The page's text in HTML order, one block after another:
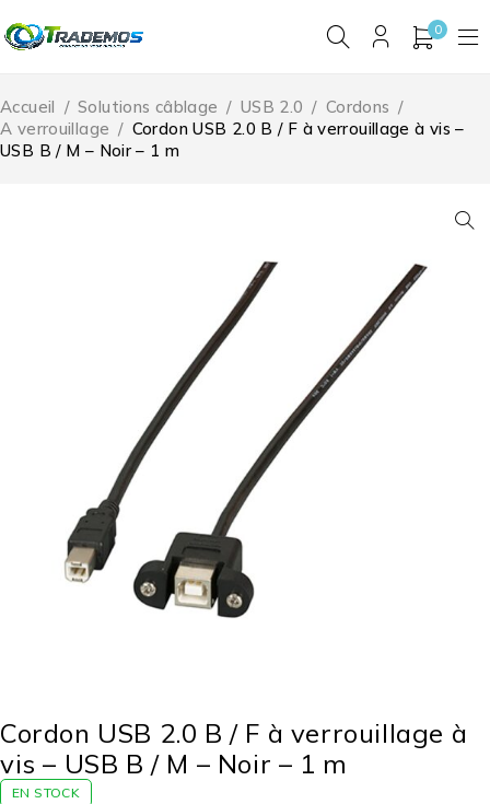
0
Accueil / Solutions câblage / USB 2.0 / Cordons /
A verrouillage / Cordon USB 2.0 B / F à verrouillage à vis –
USB B / M – Noir – 1 m
Cordon USB 2.0 B / F à verrouillage à
vis – USB B / M – Noir – 1 m
EN STOCK